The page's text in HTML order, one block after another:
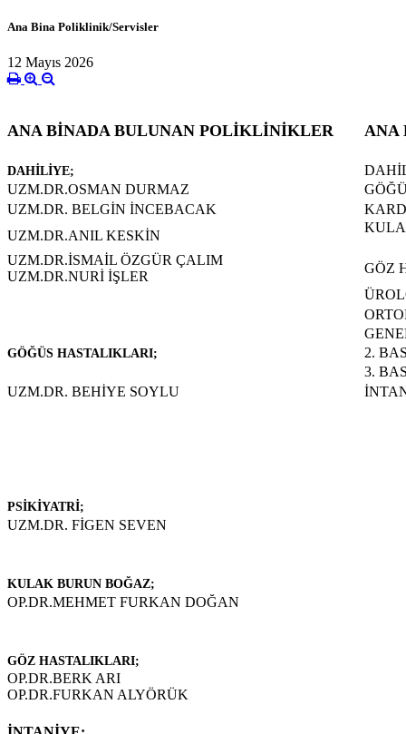
Ana Bina Poliklinik/Servisler
12 Mayıs 2026
ANA BİNADA BULUNAN POLİKLİNİKLER ANA
DAHİLİYE;
UZM.DR.OSMAN DURMAZ
UZM.DR. BELGİN İNCEBACAK
UZM.DR.ANIL KESKİN
UZM.DR.İSMAİL ÖZGÜR ÇALIM
UZM.DR.NURİ İŞLER
GÖZ
GÖĞÜS HASTALIKLARI;
2.
3.
UZM.DR. BEHİYE SOYLU
PSİKİYATRİ;
UZM.DR. FİGEN SEVEN
KULAK BURUN BOĞAZ;
OP.DR.MEHMET FURKAN DOĞAN
GÖZ HASTALIKLARI;
OP.DR.BERK ARI
OP.DR.FURKAN ALYÖRÜK